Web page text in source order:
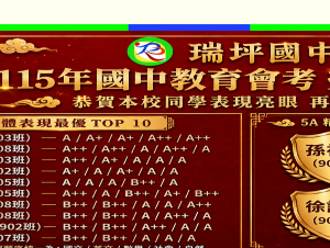
，自即日起停止受理
國民中學
校115學年度第